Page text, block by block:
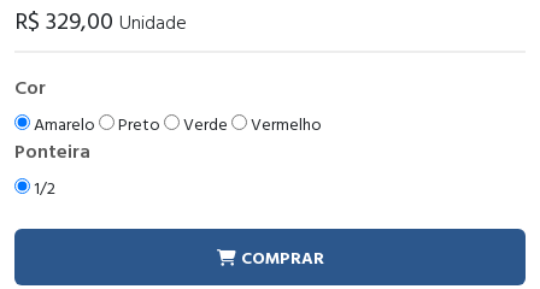
R$ 329,00 Unidade
Cor
Amarelo Preto Verde Vermelho
Ponteira
1/2
COMPRAR